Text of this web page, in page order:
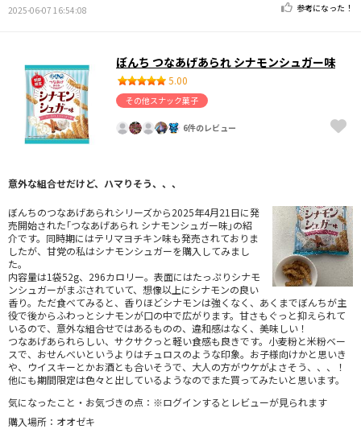
2025-06-07 16:54:08 参考になった！
ぼんち つなあげあられ シナモンシュガー味
5.00
その他スナック菓子
6件のレビュー
意外な組合せだけど、ハマりそう、、、
ぼんちのつなあげあられシリーズから2025年4月21日に発
売開始された｢つなあげあられ シナモンシュガー味｣の紹
介です。同時期にはテリマヨチキン味も発売されておりま
したが、甘党の私はシナモンシュガーを購入してみまし
た。
内容量は1袋52g、296カロリー。表面にはたっぷりシナモ
ンシュガーがまぶされていて、想像以上にシナモンの良い
香り。ただ食べてみると、香りほどシナモンは強くなく、あくまでぼんちが主
役で後からふわっとシナモンが口の中で広がります。甘さもぐっと抑えられて
いるので、意外な組合せではあるものの、違和感はなく、美味しい！
つなあげあられらしい、サクサクっと軽い食感も良きです。小麦粉と米粉ベー
スで、おせんべいというよりはチュロスのような印象。お子様向けかと思いき
や、ウイスキーとかお酒とも合いそうで、大人の方がウケがよさそう、、、！
他にも期間限定は色々と出しているようなのでまた買ってみたいと思います。
気になったこと・お気づきの点：※ログインするとレビューが見られます
購入場所：オオゼキ